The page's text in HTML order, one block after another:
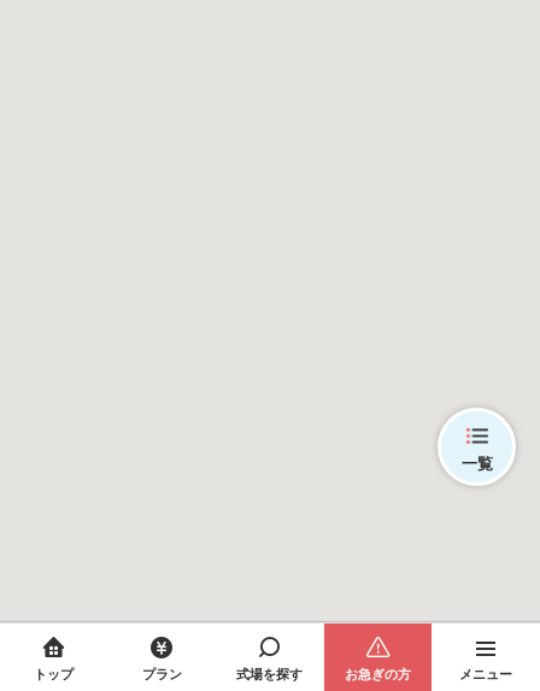
一覧
トップ プラン 式場を探す お急ぎの方 メニュー